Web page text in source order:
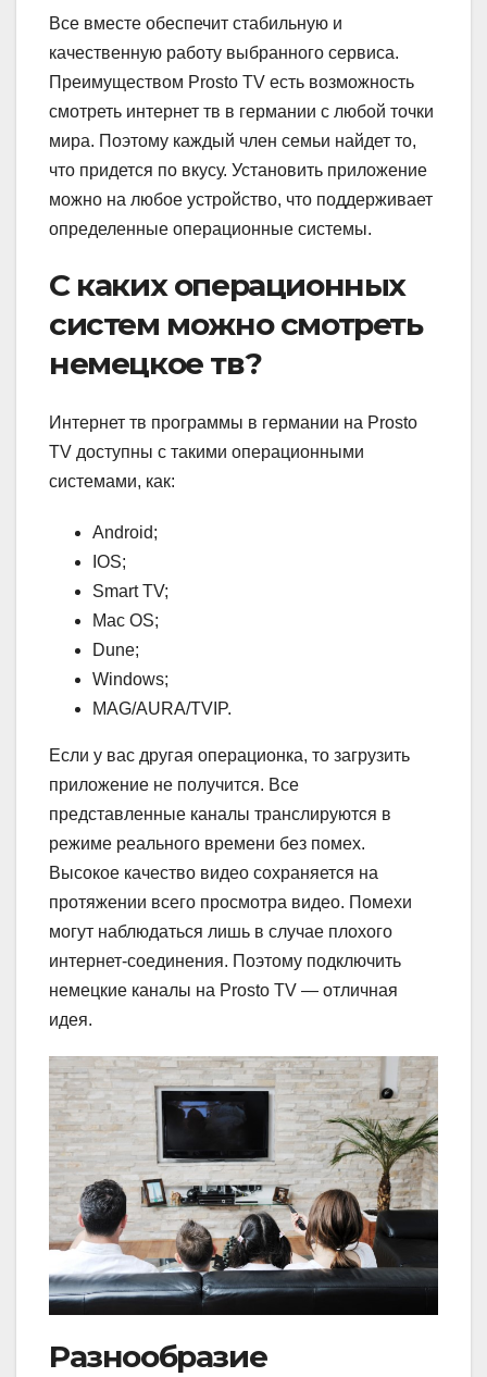
Все вместе обеспечит стабильную и
качественную работу выбранного сервиса.
Преимуществом Prosto TV есть возможность
смотреть интернет тв в германии с любой точки
мира. Поэтому каждый член семьи найдет то,
что придется по вкусу. Установить приложение
можно на любое устройство, что поддерживает
определенные операционные системы.
С каких операционных
систем можно смотреть
немецкое тв?
Интернет тв программы в германии на Prosto
TV доступны с такими операционными
системами, как:
Android;
IOS;
Smart TV;
Mac OS;
Dune;
Windows;
MAG/AURA/TVIP.
Если у вас другая операционка, то загрузить
приложение не получится. Все
представленные каналы транслируются в
режиме реального времени без помех.
Высокое качество видео сохраняется на
протяжении всего просмотра видео. Помехи
могут наблюдаться лишь в случае плохого
интернет-соединения. Поэтому подключить
немецкие каналы на Prosto TV — отличная
идея.
Разнообразие